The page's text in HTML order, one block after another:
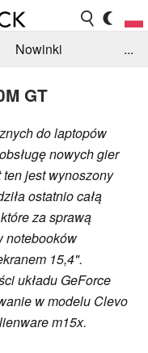
Nowinki
...
GT
do laptopów
nowych gier
jest wynoszony
ostatnio całą
za sprawą
notebooków
15,4".
układu GeForce
w modelu Clevo
m15x.